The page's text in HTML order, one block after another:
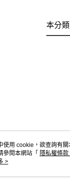
本分
使用 cookie，欲查詢有
參閱本網站「 隱私權條款
。
>